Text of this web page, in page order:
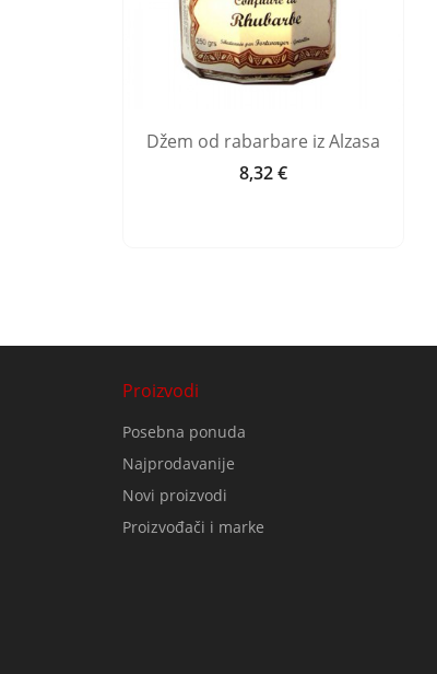
Džem od rabarbare iz Alzasa
Cijena
8,32 €
Proizvodi
Posebna ponuda
Najprodavanije
Novi proizvodi
Proizvođači i marke